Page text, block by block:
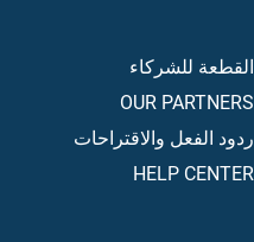
القطعة للشركاء
OUR PARTNERS
ردود الفعل والاقتراحات
HELP CENTER